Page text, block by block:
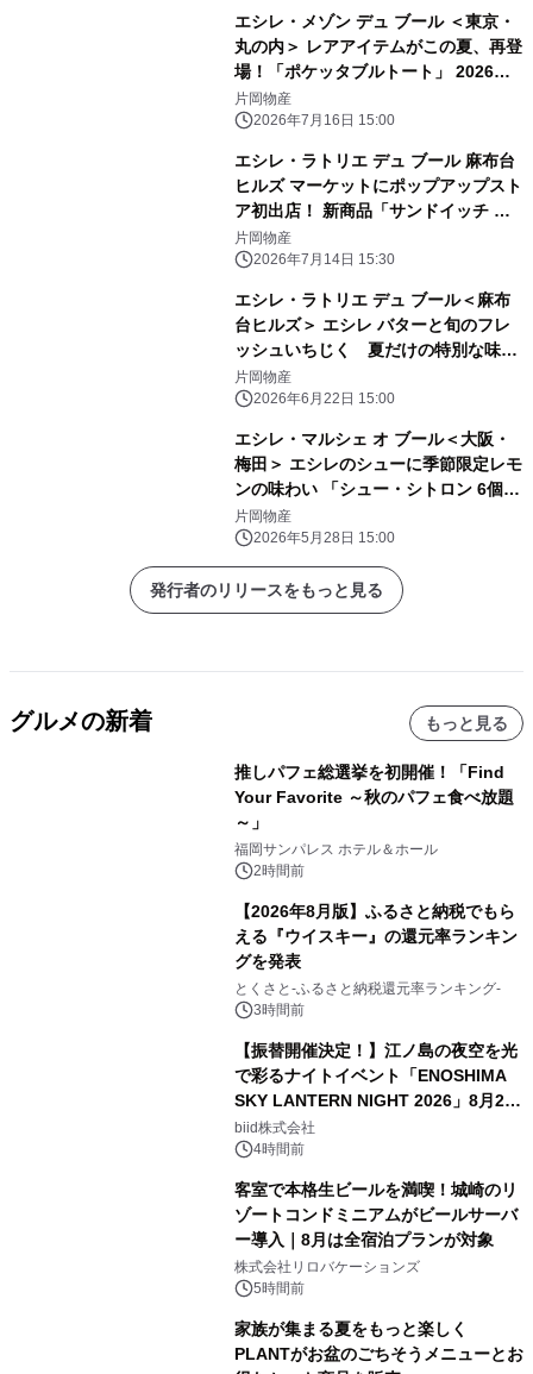
エシレ・メゾン デュ ブール ＜東京・
丸の内＞ レアアイテムがこの夏、再登
場！「ポケッタブルトート」 2026年7
月18日（土）～数量限定販売
片岡物産
2026年7月16日 15:00
エシレ・ラトリエ デュ ブール 麻布台
ヒルズ マーケットにポップアップスト
ア初出店！ 新商品「サンドイッチ ク
ロワッサン ぺシュ・メルバ」を先行発
売
片岡物産
2026年7月14日 15:30
エシレ・ラトリエ デュ ブール＜麻布
台ヒルズ＞ エシレ バターと旬のフレ
ッシュいちじく 夏だけの特別な味わ
い 「サンドイッチ クロワッサン フィ
グ・フレッシュ・エ・クーリ・フラン
片岡物産
2026年6月22日 15:00
エシレ・マルシェ オ ブール＜大阪・
梅田＞ エシレのシューに季節限定レモ
ンの味わい 「シュー・シトロン 6個
入」新発売
片岡物産
2026年5月28日 15:00
発行者のリリースをもっと見る
グルメの新着 もっと見る
推しパフェ総選挙を初開催！「Find
Your Favorite ～秋のパフェ食べ放題
～」
福岡サンパレス ホテル＆ホール
2時間前
【2026年8月版】ふるさと納税でもら
える『ウイスキー』の還元率ランキン
グを発表
とくさと-ふるさと納税還元率ランキング-
3時間前
【振替開催決定！】江ノ島の夜空を光
で彩るナイトイベント「ENOSHIMA
SKY LANTERN NIGHT 2026」8月22
日(土)振替開催＆受付スタート！
biid株式会社
4時間前
客室で本格生ビールを満喫！城崎のリ
ゾートコンドミニアムがビールサーバ
ー導入｜8月は全宿泊プランが対象
株式会社リロバケーションズ
5時間前
家族が集まる夏をもっと楽しく
PLANTがお盆のごちそうメニューとお